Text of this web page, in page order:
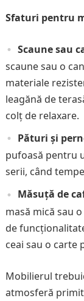
Sfaturi pentru
Scaune sau
scaune sau o
materiale
leagănă de
colț de relaxare.
Pături și
pufoasă pentru
serii, când
Măsuță de
masă mică sau
de
ceai sau o carte
Mobilierul
atmosferă